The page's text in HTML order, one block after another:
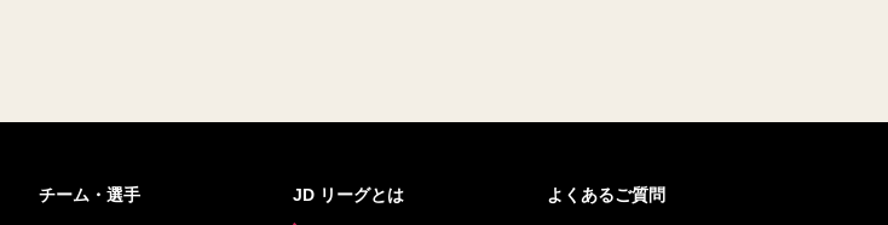
チーム・選手
JD リーグとは
よくあるご質問